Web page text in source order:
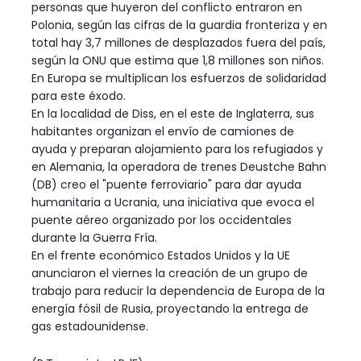
personas que huyeron del conflicto entraron en
Polonia, según las cifras de la guardia fronteriza y en
total hay 3,7 millones de desplazados fuera del país,
según la ONU que estima que 1,8 millones son niños.
En Europa se multiplican los esfuerzos de solidaridad
para este éxodo.
En la localidad de Diss, en el este de Inglaterra, sus
habitantes organizan el envío de camiones de
ayuda y preparan alojamiento para los refugiados y
en Alemania, la operadora de trenes Deustche Bahn
(DB) creo el "puente ferroviario" para dar ayuda
humanitaria a Ucrania, una iniciativa que evoca el
puente aéreo organizado por los occidentales
durante la Guerra Fría.
En el frente económico Estados Unidos y la UE
anunciaron el viernes la creación de un grupo de
trabajo para reducir la dependencia de Europa de la
energía fósil de Rusia, proyectando la entrega de
gas estadounidense.